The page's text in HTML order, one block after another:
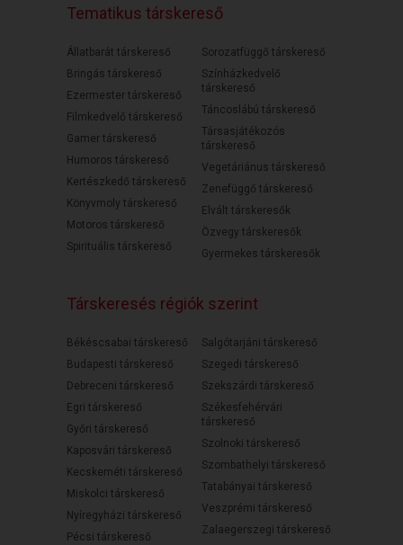
Tematikus társkereső
Állatbarát társkereső
Bringás társkereső
Ezermester társkereső
Filmkedvelő társkereső
Gamer társkereső
Humoros társkereső
Kertészkedő társkereső
Könyvmoly társkereső
Motoros társkereső
Spirituális társkereső
Sorozatfüggő társkereső
Színházkedvelő
társkereső
Táncoslábú társkereső
Társasjátékozós
társkereső
Vegetáriánus társkereső
Zenefüggő társkereső
Elvált társkeresők
Özvegy társkeresők
Gyermekes társkeresők
Társkeresés régiók szerint
Békéscsabai társkereső
Budapesti társkereső
Debreceni társkereső
Egri társkereső
Győri társkereső
Kaposvári társkereső
Kecskeméti társkereső
Miskolci társkereső
Nyíregyházi társkereső
Pécsi társkereső
Salgótarjáni társkereső
Szegedi társkereső
Szekszárdi társkereső
Székesfehérvári
társkereső
Szolnoki társkereső
Szombathelyi társkereső
Tatabányai társkereső
Veszprémi társkereső
Zalaegerszegi társkereső